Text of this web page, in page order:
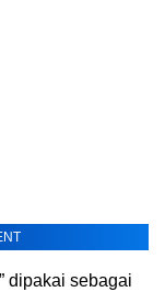
dipakai sebagai